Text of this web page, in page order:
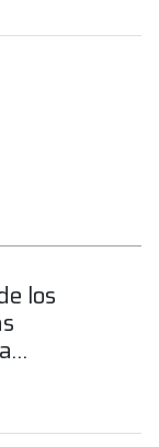
los